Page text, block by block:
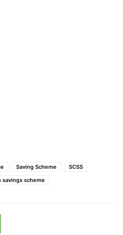
Saving Scheme
SCSS
scheme